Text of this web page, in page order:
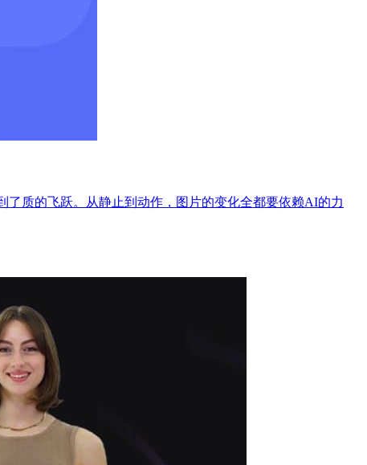
质的飞跃。从静止到动作，图片的变化全都要依赖AI的力